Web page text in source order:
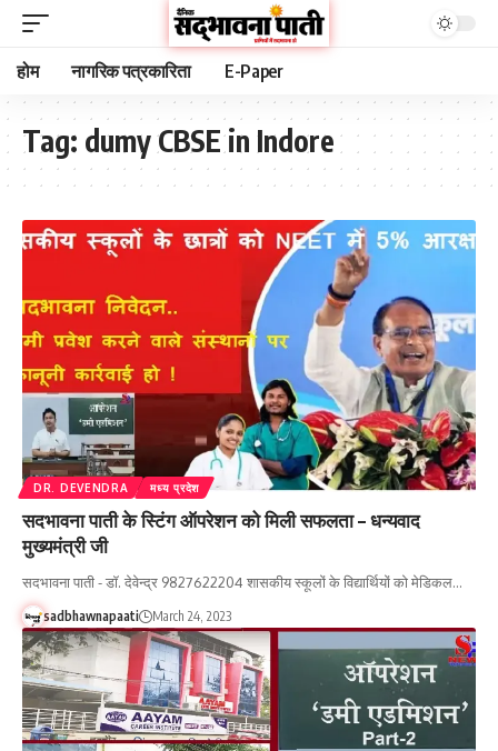
होम नागरिक पत्रकारिता E-Paper
Tag: dumy CBSE in Indore
DR. DEVENDRA मध्य प्रदेश
सदभावना पाती के स्टिंग ऑपरेशन को मिली सफलता – धन्यवाद
मुख्यमंत्री जी
सदभावना पाती - डॉ. देवेन्द्र 9827622204 शासकीय स्कूलों के विद्यार्थियों को मेडिकल…
sadbhawnapaati March 24, 2023